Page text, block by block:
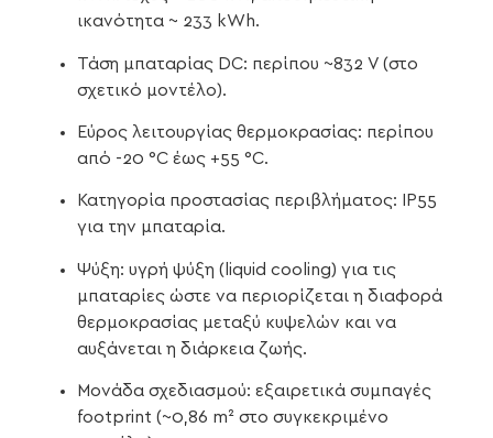
ικανότητα ~ 233 kWh.
Τάση μπαταρίας DC: περίπου ~832 V (στο
σχετικό μοντέλο).
Εύρος λειτουργίας θερμοκρασίας: περίπου
από -20 °C έως +55 °C.
Κατηγορία προστασίας περιβλήματος: IP55
για την μπαταρία.
Ψύξη: υγρή ψύξη (liquid cooling) για τις
μπαταρίες ώστε να περιορίζεται η διαφορά
θερμοκρασίας μεταξύ κυψελών και να
αυξάνεται η διάρκεια ζωής.
Μονάδα σχεδιασμού: εξαιρετικά συμπαγές
footprint (~0,86 m² στο συγκεκριμένο